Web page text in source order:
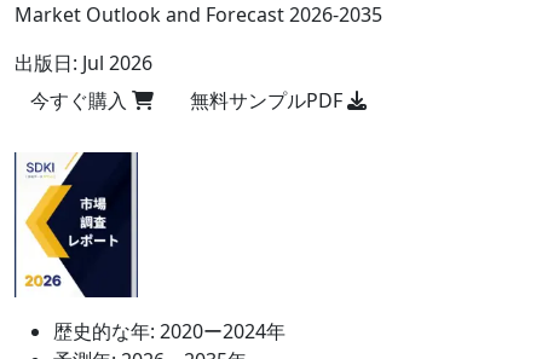
Market Outlook and Forecast 2026-2035
出版日: Jul 2026
今すぐ購入
無料サンプルPDF
歴史的な年: 2020ー2024年